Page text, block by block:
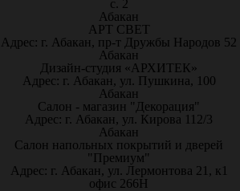
с. 2
Абакан
АРТ СВЕТ
Адрес: г. Абакан, пр-т Дружбы Народов 52
Абакан
Дизайн-студия «АРХИТЕК»
Адрес: г. Абакан, ул. Пушкина, 100
Абакан
Салон - магазин "Декорация"
Адрес: г. Абакан, ул. Кирова 112/3
Абакан
Салон напольных покрытий и дверей
"Премиум"
Адрес: г. Абакан, ул. Лермонтова 21, к1
офис 266Н